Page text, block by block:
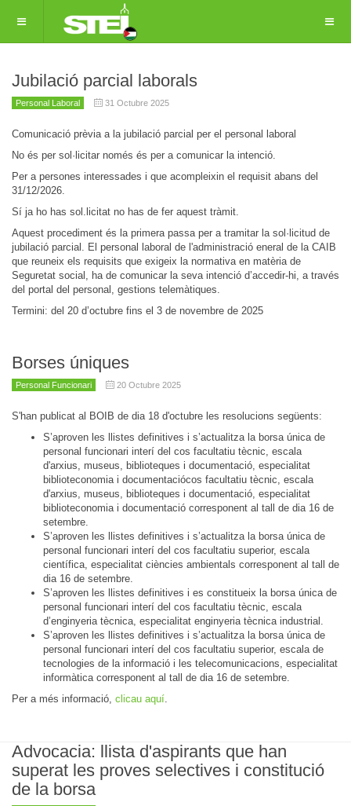
Jubilació parcial laborals
Personal Laboral 31 Octubre 2025
Comunicació prèvia a la jubilació parcial per el personal laboral
No és per sol·licitar només és per a comunicar la intenció.
Per a persones interessades i que acompleixin el requisit abans del
31/12/2026.
Sí ja ho has sol.licitat no has de fer aquest tràmit.
Aquest procediment és la primera passa per a tramitar la sol·licitud de
jubilació parcial. El personal laboral de l'administració eneral de la CAIB
que reuneix els requisits que exigeix la normativa en matèria de
Seguretat social, ha de comunicar la seva intenció d’accedir-hi, a través
del portal del personal, gestions telemàtiques.
Termini: del 20 d’octubre fins el 3 de novembre de 2025
Borses úniques
Personal Funcionari 20 Octubre 2025
S'han publicat al BOIB de dia 18 d'octubre les resolucions següents:
S’aproven les llistes definitives i s’actualitza la borsa única de
personal funcionari interí del cos facultatiu tècnic, escala
d'arxius, museus, biblioteques i documentació, especialitat
biblioteconomia i documentaciócos facultatiu tècnic, escala
d'arxius, museus, biblioteques i documentació, especialitat
biblioteconomia i documentació corresponent al tall de dia 16 de
setembre.
S’aproven les llistes definitives i s’actualitza la borsa única de
personal funcionari interí del cos facultatiu superior, escala
científica, especialitat ciències ambientals corresponent al tall de
dia 16 de setembre.
S’aproven les llistes definitives i es constitueix la borsa única de
personal funcionari interí del cos facultatiu tècnic, escala
d’enginyeria tècnica, especialitat enginyeria tècnica industrial.
S’aproven les llistes definitives i s’actualitza la borsa única de
personal funcionari interí del cos facultatiu superior, escala de
tecnologies de la informació i les telecomunicacions, especialitat
informàtica corresponent al tall de dia 16 de setembre.
Per a més informació, clicau aquí.
Advocacia: llista d'aspirants que han
superat les proves selectives i constitució
de la borsa